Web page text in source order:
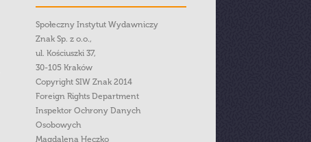
Społeczny Instytut Wydawniczy
Znak Sp. z o.o.,
ul. Kościuszki 37,
30-105 Kraków
Copyright SIW Znak 2014
Foreign Rights Department
Inspektor Ochrony Danych
Osobowych
Magdalena Heczko